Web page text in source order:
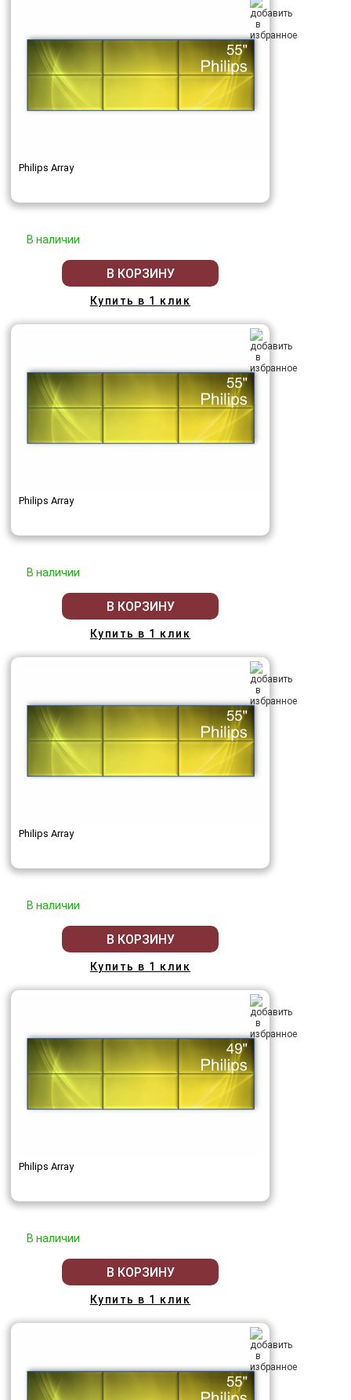
Philips Array
В наличии
В КОРЗИНУ
Купить в 1 клик
Philips Array
В наличии
В КОРЗИНУ
Купить в 1 клик
Philips Array
В наличии
В КОРЗИНУ
Купить в 1 клик
Philips Array
В наличии
В КОРЗИНУ
Купить в 1 клик